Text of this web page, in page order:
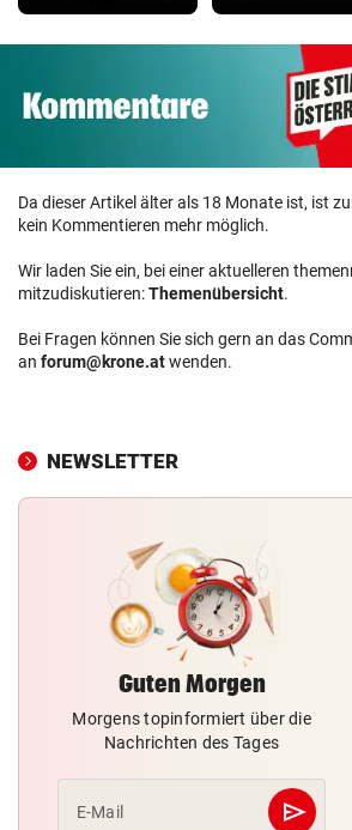
Da dieser Artikel älter als 18 Monate ist, ist
kein Kommentieren mehr möglich.
Wir laden Sie ein, bei einer aktuelleren
mitzudiskutieren:Themenübersicht.
Bei Fragen können Sie sich gern an das
an forum@krone.atwenden.
NEWSLETTER
Guten Morgen
Morgens topinformiert über die
Nachrichten des Tages
E-Mail send